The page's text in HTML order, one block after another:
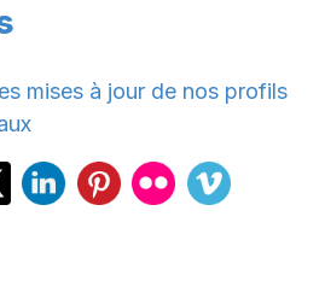
mises à jour de nos profils